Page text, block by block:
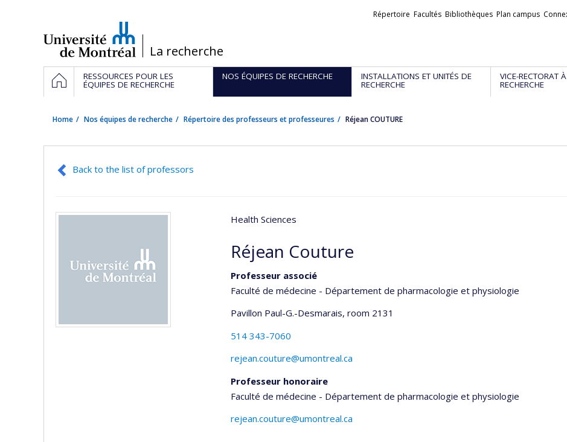
/La recherche
Liens
Répertoire Facultés Bibliothèques Plan campus
Navigation
principale
HOMERESSOURCES POUR LES
ÉQUIPES DE RECHERCHE
NOS ÉQUIPES DE RECHERCHE INSTALLATIONS ET UNITÉS DE
RECHERCHE
VICE-RECTORAT
RECHERCHE
Home Nos équipes de recherche Répertoire des professeurs et professeures Réjean COUTURE
Back to the list of professors
Health Sciences
Réjean Couture
Professeur associé
Faculté de médecine - Département de pharmacologie et physiologie
Pavillon Paul-G.-Desmarais, room 2131
514 343-7060
rejean.couture@umontreal.ca
Professeur honoraire
Faculté de médecine - Département de pharmacologie et physiologie
rejean.couture@umontreal.ca